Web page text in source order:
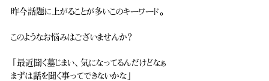
昨今話題に上がることが多いこのキーワード。
このようなお悩みはございませんか？
「最近聞く墓じまい、気になってるんだけどなぁ
まずは話を聞く事ってできないかな」